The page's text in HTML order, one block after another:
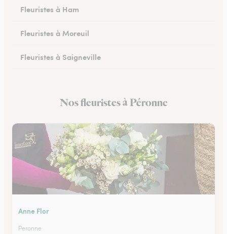
Fleuristes à Ham
Fleuristes à Moreuil
Fleuristes à Saigneville
Fleuristes à CorbieNos fleuristes à Péronne
Anne Flor
Peronne